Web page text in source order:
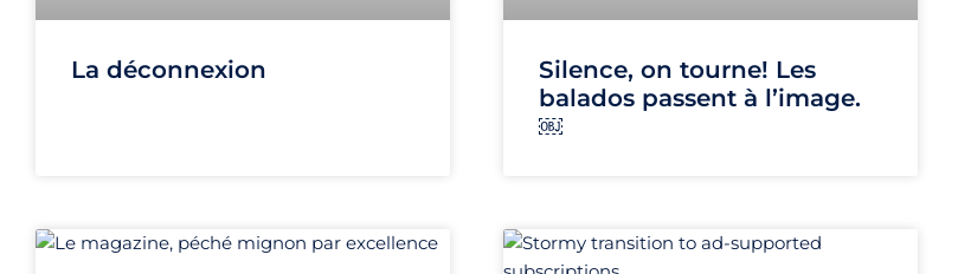
La déconnexion
Silence, on tourne! Les
balados passent à l’image.
￼